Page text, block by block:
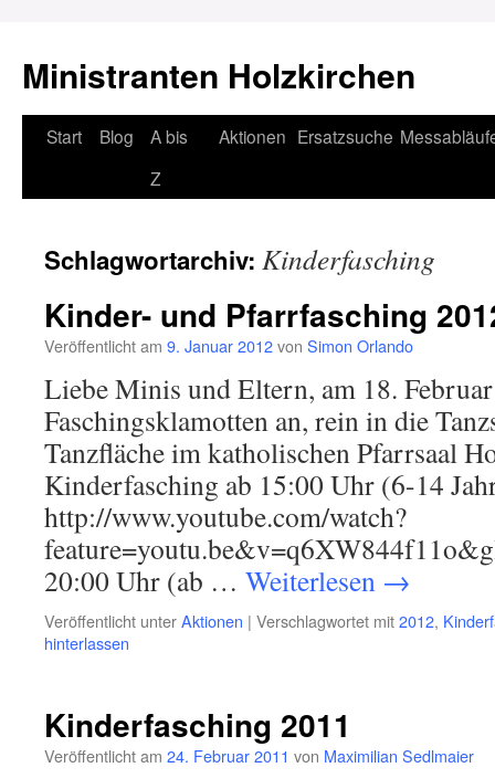
Ministranten Holzkirchen
Zum
Start Blog
A bis
Z
Aktionen Ersatzsuche
Schlagwortarchiv: Kinderfasching
Kinder- und Pfarrfasching
Veröffentlicht am 9. Januar 2012von Simon Orlando
Liebe Minis und Eltern, am 18.
Faschingsklamotten an, rein in die
Tanzfläche im katholischen Pfarrsaal
Kinderfasching ab 15:00 Uhr (6-14
http://www.youtube.com/watch?
20:00 Uhr (ab … Weiterlesen →
Veröffentlicht unterAktionen | Verschlagwortet mit2012,
hinterlassen
Kinderfasching 2011
Veröffentlicht am 24. Februar 2011 von Maximilian Sedlmaier